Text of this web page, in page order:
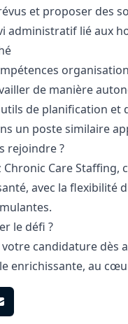
et proposer des
administratif lié aux
de manière
de planification et
un poste similaire
rejoindre ?
Chronic Care Staffing,
avec la flexibilité
le défi ?
votre candidature dès
enrichissante, au